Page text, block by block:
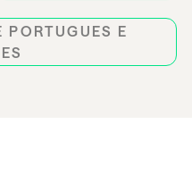
PORTUGUES E